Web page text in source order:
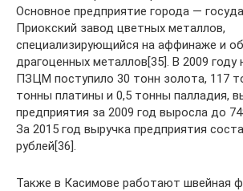
Основное предприятие города —
Приокский завод цветных металлов,
специализирующийся на аффинаже и
драгоценных металлов[35]. В 2009
ПЗЦМ поступило 30 тонн золота, 117
тонны платины и 0,5 тонны палладия,
предприятия за 2009 год выросла до
За 2015 год выручка предприятия
рублей[36].
Также в Касимове работают швейная